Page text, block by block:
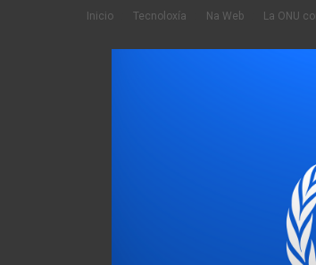
Inicio Tecnoloxía Na Web La ONU